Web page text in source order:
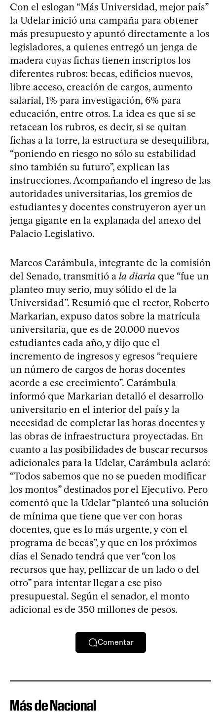
Con el eslogan “Más Universidad, mejor país”
la Udelar inició una campaña para obtener
más presupuesto y apuntó directamente a los
legisladores, a quienes entregó un jenga de
madera cuyas fichas tienen inscriptos los
diferentes rubros: becas, edificios nuevos,
libre acceso, creación de cargos, aumento
salarial, 1% para investigación, 6% para
educación, entre otros. La idea es que si se
retacean los rubros, es decir, si se quitan
fichas a la torre, la estructura se desequilibra,
“poniendo en riesgo no sólo su estabilidad
sino también su futuro”, explican las
instrucciones. Acompañando el ingreso de las
autoridades universitarias, los gremios de
estudiantes y docentes construyeron ayer un
jenga gigante en la explanada del anexo del
Palacio Legislativo.
Marcos Carámbula, integrante de la comisión
del Senado, transmitió a la diaria que “fue un
planteo muy serio, muy sólido el de la
Universidad”. Resumió que el rector, Roberto
Markarian, expuso datos sobre la matrícula
universitaria, que es de 20.000 nuevos
estudiantes cada año, y dijo que el
incremento de ingresos y egresos “requiere
un número de cargos de horas docentes
acorde a ese crecimiento”. Carámbula
informó que Markarian detalló el desarrollo
universitario en el interior del país y la
necesidad de completar las horas docentes y
las obras de infraestructura proyectadas. En
cuanto a las posibilidades de buscar recursos
adicionales para la Udelar, Carámbula aclaró:
“Todos sabemos que no se pueden modificar
los montos” destinados por el Ejecutivo. Pero
comentó que la Udelar “planteó una solución
de mínima que tiene que ver con horas
docentes, que es lo más urgente, y con el
programa de becas”, y que en los próximos
días el Senado tendrá que ver “con los
recursos que hay, pellizcar de un lado o del
otro” para intentar llegar a ese piso
presupuestal. Según el senador, el monto
adicional es de 350 millones de pesos.
Comentar
Más de Nacional